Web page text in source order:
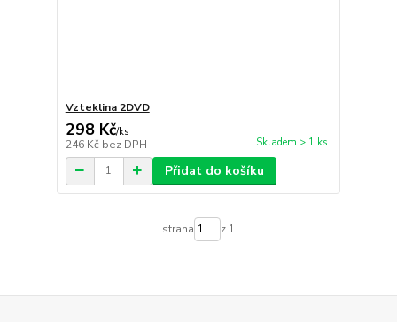
Vzteklina 2DVD
298 Kč/ks
246 Kč bez DPH Skladem > 1 ks
Přidat do košíku
strana z 1